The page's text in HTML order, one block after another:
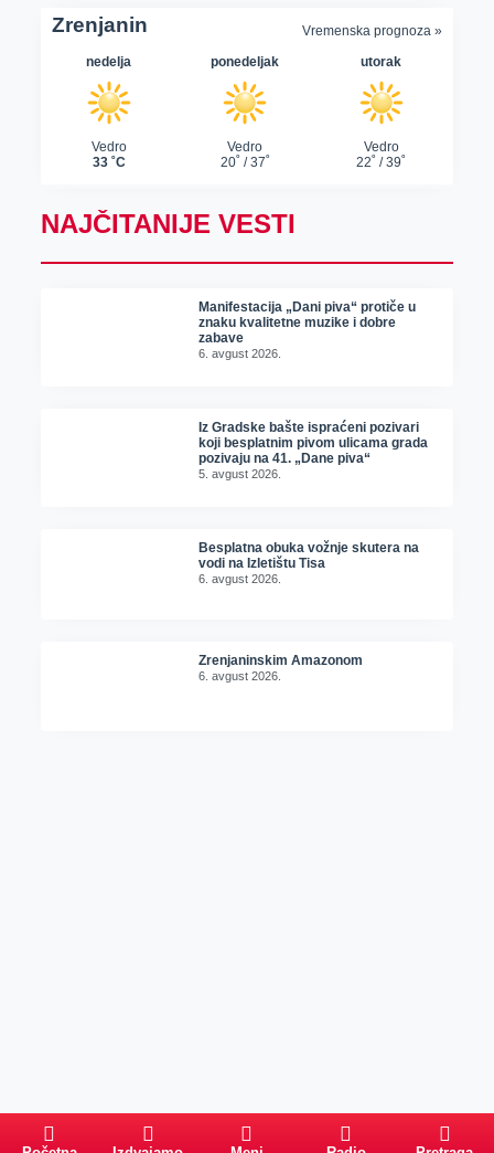
NAJČITANIJE VESTI
Manifestacija „Dani piva“ protiče u
znaku kvalitetne muzike i dobre
zabave
6. avgust 2026.
Iz Gradske bašte ispraćeni pozivari
koji besplatnim pivom ulicama grada
pozivaju na 41. „Dane piva“
5. avgust 2026.
Besplatna obuka vožnje skutera na
vodi na Izletištu Tisa
6. avgust 2026.
Zrenjaninskim Amazonom
6. avgust 2026.